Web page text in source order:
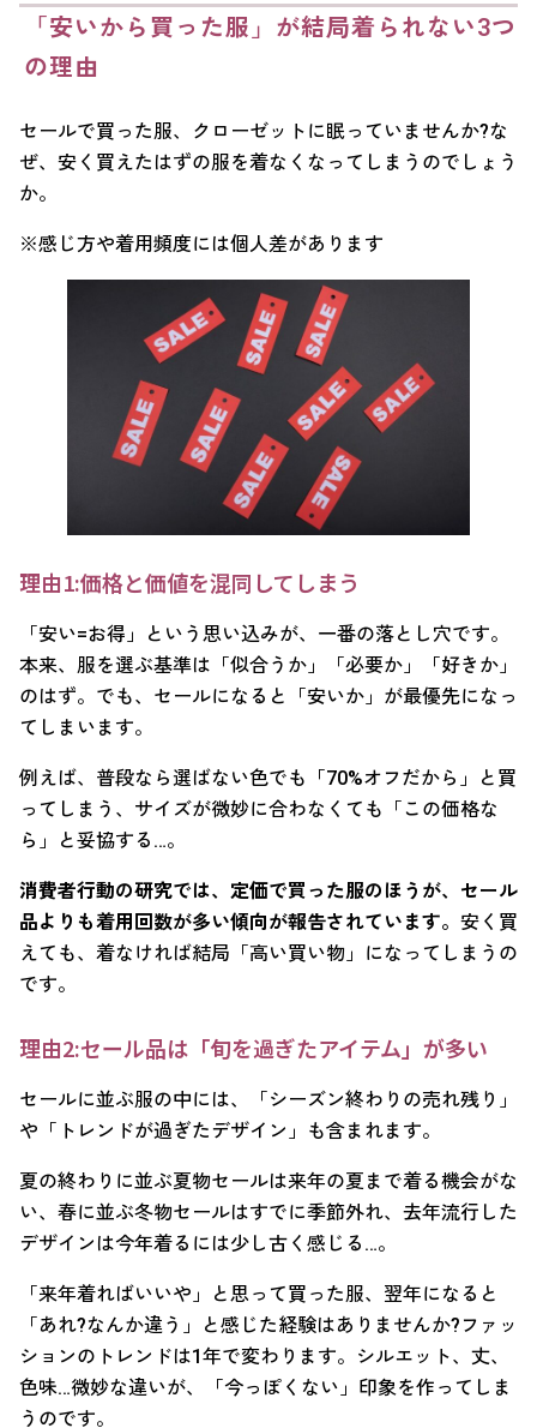
「安いから買った服」が結局着られない3つ
の理由
セールで買った服、クローゼットに眠っていませんか?な
ぜ、安く買えたはずの服を着なくなってしまうのでしょう
か。
※感じ方や着用頻度には個人差があります
理由1:価格と価値を混同してしまう
「安い=お得」という思い込みが、一番の落とし穴です。
本来、服を選ぶ基準は「似合うか」「必要か」「好きか」
のはず。でも、セールになると「安いか」が最優先になっ
てしまいます。
例えば、普段なら選ばない色でも「70%オフだから」と買
ってしまう、サイズが微妙に合わなくても「この価格な
ら」と妥協する…。
消費者行動の研究では、定価で買った服のほうが、セール
品よりも着用回数が多い傾向が報告されています。 安く買
えても、着なければ結局「高い買い物」になってしまうの
です。
理由2:セール品は「旬を過ぎたアイテム」が多い
セールに並ぶ服の中には、「シーズン終わりの売れ残り」
や「トレンドが過ぎたデザイン」も含まれます。
夏の終わりに並ぶ夏物セールは来年の夏まで着る機会がな
い、春に並ぶ冬物セールはすでに季節外れ、去年流行した
デザインは今年着るには少し古く感じる…。
「来年着ればいいや」と思って買った服、翌年になると
「あれ?なんか違う」と感じた経験はありませんか?ファッ
ションのトレンドは1年で変わります。シルエット、丈、
色味…微妙な違いが、「今っぽくない」印象を作ってしま
うのです。